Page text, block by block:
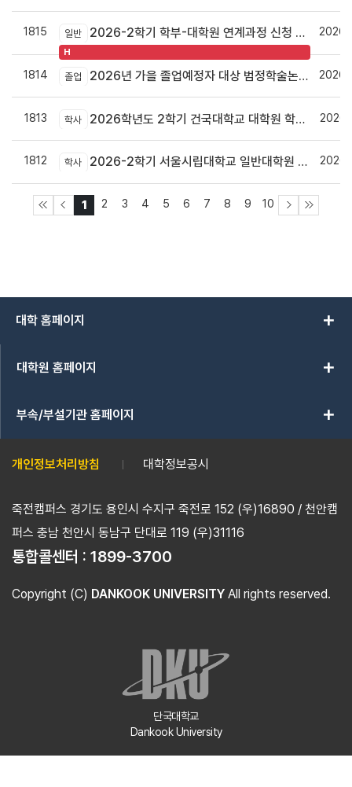
1815 일반 2026-2학기 학부-대학원 연계과정 신청 안내
H
1814 졸업 2026년 가을 졸업예정자 대상 범정학술논문상 우수논문 선정자 명단 안내
1813 학사 2026학년도 2학기 건국대학교 대학원 학점교류 신청 안내
1812 학사 2026-2학기 서울시립대학교 일반대학원 학점교류 수강 안내
1 2 3 4 5 6 7 8 9 10
대학 홈페이지 add
대학원 홈페이지 add
부속/부설기관 홈페이지 add
개인정보처리방침 대학정보공시
죽전캠퍼스 경기도 용인시 수지구 죽전로 152 (우)16890 / 천안캠
퍼스 충남 천안시 동남구 단대로 119 (우)31116
통합콜센터 : 1899-3700
Copyright (C) DANKOOK UNIVERSITY All rights reserved.
단국대학교
Dankook University